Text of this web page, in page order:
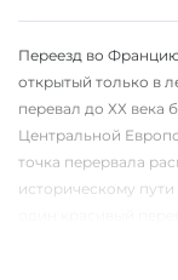
Переезд во
открытый только в
перевал до ХХ
Центральной
точка перервала
историческому
известнейшего
Шамони. Погуляв